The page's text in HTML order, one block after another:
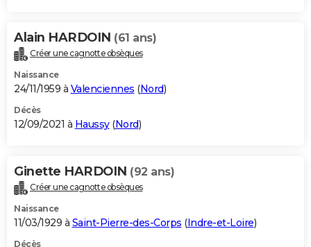
Alain HARDOIN (61 ans)
Créer une cagnotte obsèques
Naissance
24/11/1959 à Valenciennes (Nord)
Décès
12/09/2021 à Haussy(Nord)
Ginette HARDOIN (92 ans)
Créer une cagnotte obsèques
Naissance
11/03/1929 à Saint-Pierre-des-Corps (Indre-et-Loire)
Décès